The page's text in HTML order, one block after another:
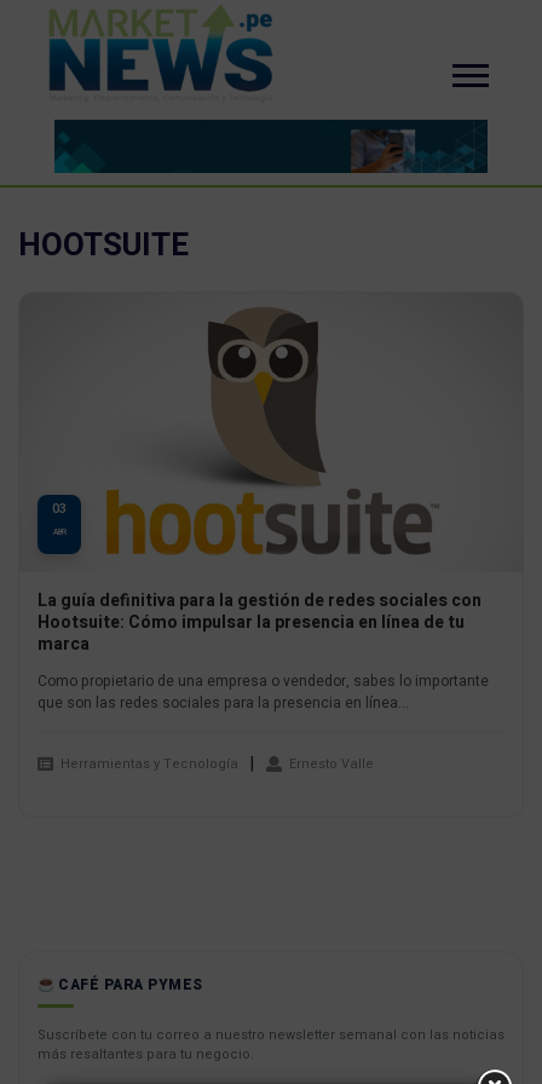
HOOTSUITE
03
ABR
La guía definitiva para la gestión de redes sociales con
Hootsuite: Cómo impulsar la presencia en línea de tu
marca
Como propietario de una empresa o vendedor, sabes lo importante
que son las redes sociales para la presencia en línea...
Herramientas y Tecnología Ernesto Valle
CAFÉ PARA PYMES
Suscríbete con tu correo a nuestro newsletter semanal con las noticias
más resaltantes para tu negocio.